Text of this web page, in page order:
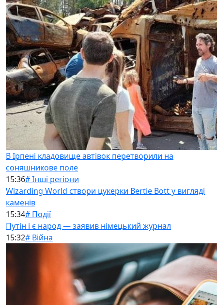
В Ірпені кладовище автівок перетворили на
соняшникове поле
15:36# Інші регіони
Wizarding World створи цукерки Bertie Bott у вигляді
каменів
15:34# Події
Путін і є народ — заявив німецький журнал
15:32# Війна